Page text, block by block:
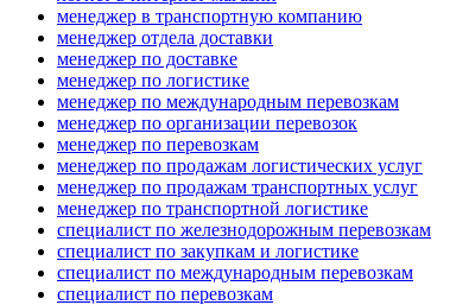
менеджер в транспортную компанию
менеджер отдела доставки
менеджер по доставке
менеджер по логистике
менеджер по международным перевозкам
менеджер по организации перевозок
менеджер по перевозкам
менеджер по продажам логистических услуг
менеджер по продажам транспортных услуг
менеджер по транспортной логистике
специалист по железнодорожным перевозкам
специалист по закупкам и логистике
специалист по международным перевозкам
специалист по перевозкам